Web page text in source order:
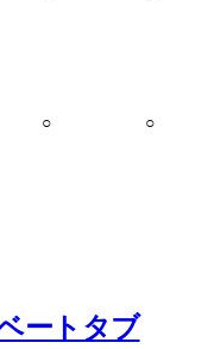
○ ○
ートタブ